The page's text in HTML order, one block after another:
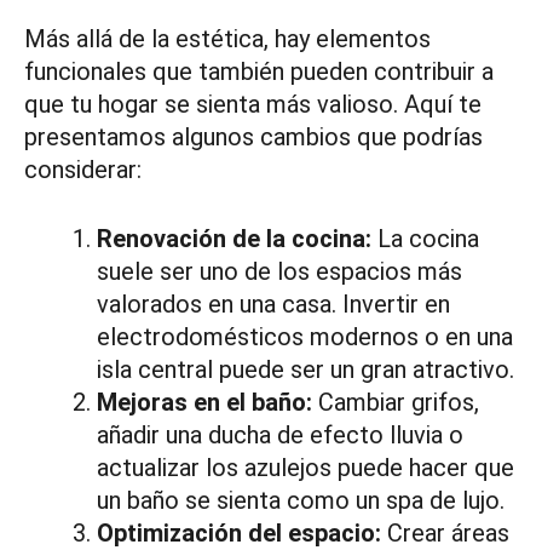
Más allá de la estética, hay elementos
funcionales que también pueden contribuir a
que tu hogar se sienta más valioso. Aquí te
presentamos algunos cambios que podrías
considerar:
Renovación de la cocina: La cocina
suele ser uno de los espacios más
valorados en una casa. Invertir en
electrodomésticos modernos o en una
isla central puede ser un gran atractivo.
Mejoras en el baño: Cambiar grifos,
añadir una ducha de efecto lluvia o
actualizar los azulejos puede hacer que
un baño se sienta como un spa de lujo.
Optimización del espacio: Crear áreas